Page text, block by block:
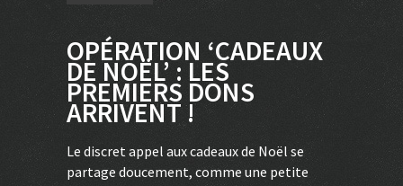
OPÉRATION ‘CADEAUX
DE NOËL’ : LES
PREMIERS DONS
ARRIVENT !
Le discret appel aux cadeaux de Noël se
partage doucement, comme une petite